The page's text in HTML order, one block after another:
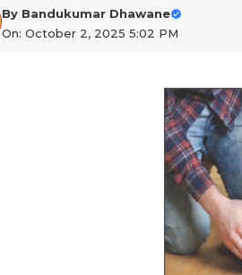
By Bandukumar Dhawane
On: October 2, 2025 5:02 PM